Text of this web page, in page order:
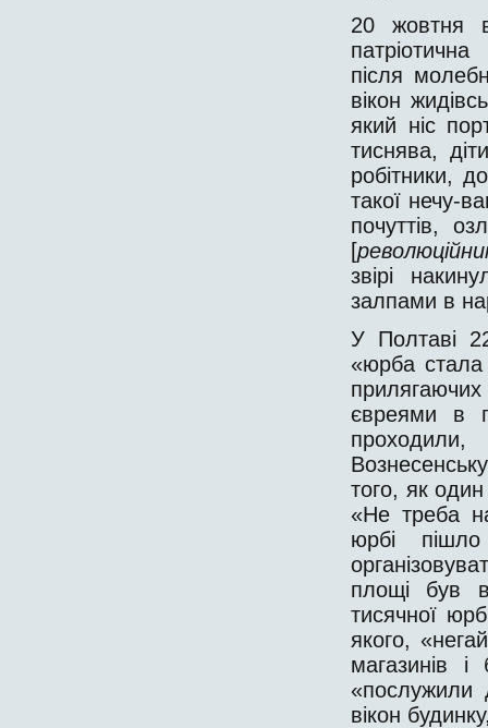
20 жовтня
після
вікон
який ніс
тиснява,
робітники,
такої нечу-
почуттів,
[
звірі
залпами в
У Полтаві
«юрба стала
євреями в
того, як один
«Не треба
юрбі
площі був
тисячної
якого,
магазинів
«послужили
вікон